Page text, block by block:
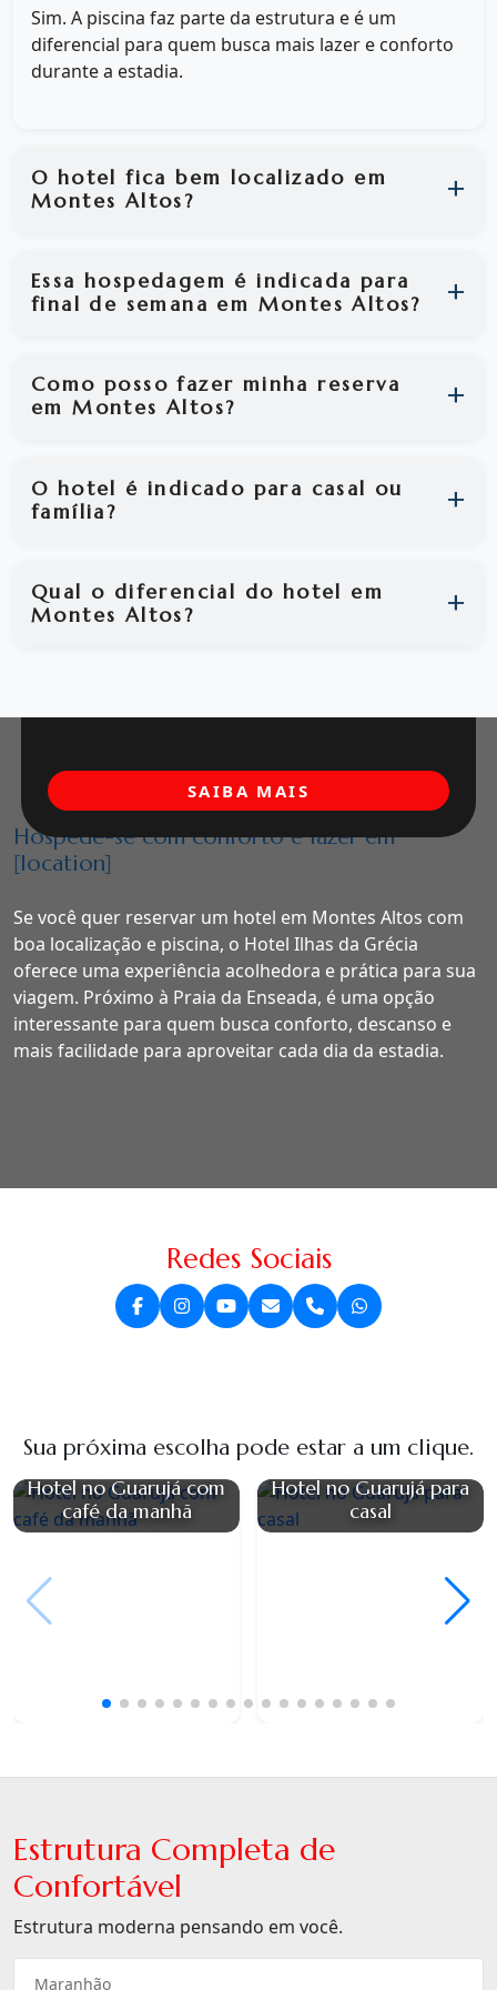
Sim. A piscina faz parte da estrutura e é um
diferencial para quem busca mais lazer e conforto
durante a estadia.
O hotel fica bem localizado em
Montes Altos?
Essa hospedagem é indicada para
final de semana em Montes Altos?
Como posso fazer minha reserva
em Montes Altos?
O hotel é indicado para casal ou
família?
Qual o diferencial do hotel em
Montes Altos?
Hospede-se com conforto e lazer em
[location]
Se você quer reservar um hotel em Montes Altos com
boa localização e piscina, o Hotel Ilhas da Grécia
oferece uma experiência acolhedora e prática para sua
viagem. Próximo à Praia da Enseada, é uma opção
interessante para quem busca conforto, descanso e
mais facilidade para aproveitar cada dia da estadia.
SAIBA MAIS
Redes Sociais
Sua próxima escolha pode estar a um clique.
Hotel no Guarujá com
café da manhã
Hotel no Guarujá para
casal
Estrutura Completa de
Confortável
Estrutura moderna pensando em você.
Maranhão